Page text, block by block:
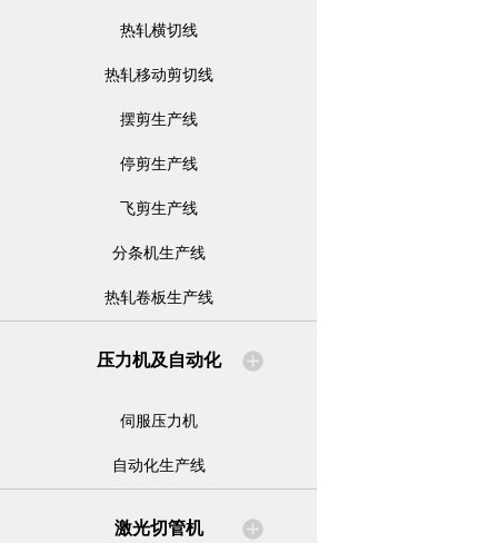
热轧横切线
热轧移动剪切线
摆剪生产线
停剪生产线
飞剪生产线
分条机生产线
热轧卷板生产线
压力机及自动化
伺服压力机
自动化生产线
激光切管机